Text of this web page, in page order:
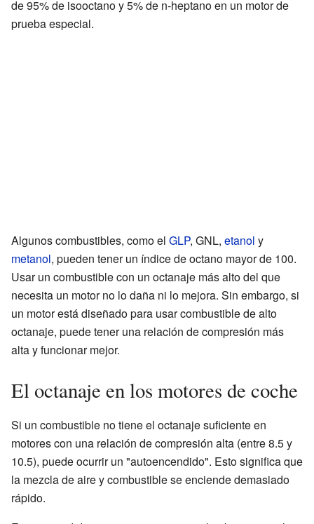
de 95% de isooctano y 5% de n-heptano en un motor de
prueba especial.
Algunos combustibles, como el GLP, GNL, etanol y
metanol, pueden tener un índice de octano mayor de 100.
Usar un combustible con un octanaje más alto del que
necesita un motor no lo daña ni lo mejora. Sin embargo, si
un motor está diseñado para usar combustible de alto
octanaje, puede tener una relación de compresión más
alta y funcionar mejor.
El octanaje en los motores de coche
Si un combustible no tiene el octanaje suficiente en
motores con una relación de compresión alta (entre 8.5 y
10.5), puede ocurrir un "autoencendido". Esto significa que
la mezcla de aire y combustible se enciende demasiado
rápido.